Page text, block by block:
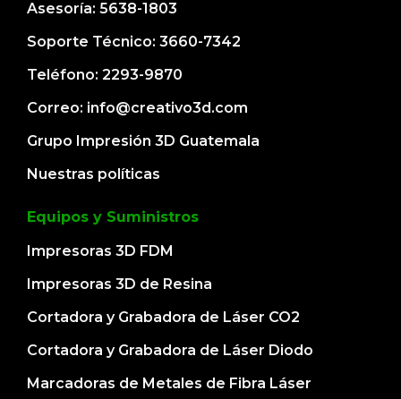
Asesoría: 5638-1803
Soporte Técnico: 3660-7342
Teléfono: 2293-9870
Correo: info@creativo3d.com
Grupo Impresión 3D Guatemala
Nuestras políticas
Equipos y Suministros
Impresoras 3D FDM
Impresoras 3D de Resina
Cortadora y Grabadora de Láser CO2
Cortadora y Grabadora de Láser Diodo
Marcadoras de Metales de Fibra Láser